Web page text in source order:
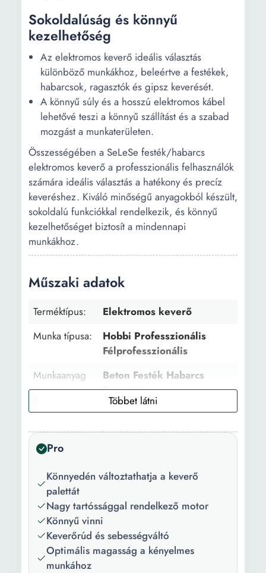
Sokoldalúság és könnyű
kezelhetőség
Az elektromos keverő ideális választás
különböző munkákhoz, beleértve a festékek,
habarcsok, ragasztók és gipsz keverését.
A könnyű súly és a hosszú elektromos kábel
lehetővé teszi a könnyű szállítást és a szabad
mozgást a munkaterületen.
Összességében a SeLeSe festék/habarcs
elektromos keverő a professzionális felhasználók
számára ideális választás a hatékony és precíz
keveréshez. Kiváló minőségű anyagokból készült,
sokoldalú funkciókkal rendelkezik, és könnyű
kezelhetőséget biztosít a mindennapi
munkákhoz.
Műszaki adatok
Terméktípus:
Elektromos keverő
Munka típusa:
Hobbi Professzionális
Félprofesszionális
Munkaanyag
típus:
Beton Festék Habarcs
Ragasztó
Csomag
tartalma:
1 x Keverőlapát
Funkciók:
Szín:
PirosFekete
Teljesítmény:
2100 W
Zajszint:
Tápfeszültség: 220 V
Pro
Könnyedén változtathatja a keverő
palettát
Nagy tartóssággal rendelkező motor
Könnyű vinni
Keverőrúd és sebességváltó
Optimális magasság a kényelmes
munkához